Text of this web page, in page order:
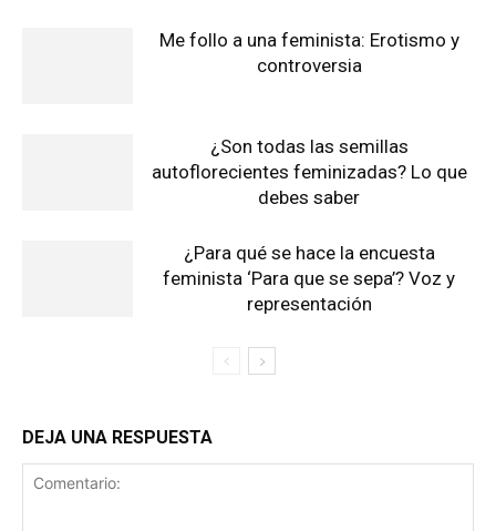
Me follo a una feminista: Erotismo y
controversia
¿Son todas las semillas
autoflorecientes feminizadas? Lo que
debes saber
¿Para qué se hace la encuesta
feminista ‘Para que se sepa’? Voz y
representación
DEJA UNA RESPUESTA